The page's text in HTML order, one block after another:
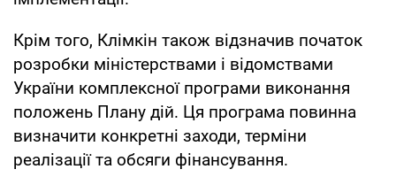
Крім того, Клімкін також відзначив початок
розробки міністерствами і відомствами
України комплексної програми виконання
положень Плану дій. Ця програма повинна
визначити конкретні заходи, терміни
реалізації та обсяги фінансування.